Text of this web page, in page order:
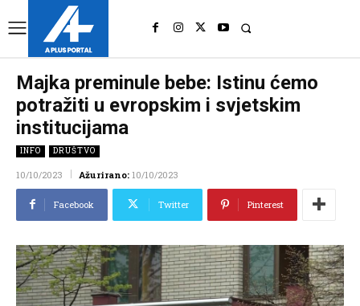
Majka preminule bebe: Istinu ćemo
potražiti u evropskim i svjetskim
institucijama
INFO DRUŠTVO
10/10/2023 Ažurirano: 10/10/2023
Facebook Twitter Pinterest